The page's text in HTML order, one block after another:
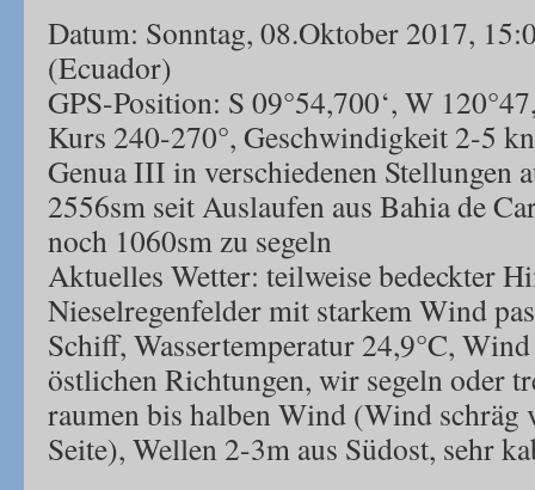
Datum: Sonntag, 08.Oktober 2017,
(Ecuador)
GPS-Position: S 09°54,700‘, W
Kurs 240-270°, Geschwindigkeit 2-5
Genua III in verschiedenen Stellungen
2556sm seit Auslaufen aus Bahia de
noch 1060sm zu segeln
Aktuelles Wetter: teilweise bedeckter
Nieselregenfelder mit starkem Wind
Schiff, Wassertemperatur 24,9°C,
östlichen Richtungen, wir segeln oder
raumen bis halben Wind (Wind schräg
Seite), Wellen 2-3m aus Südost, sehr